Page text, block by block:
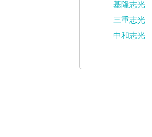
基隆志光
三重志光
中和志光